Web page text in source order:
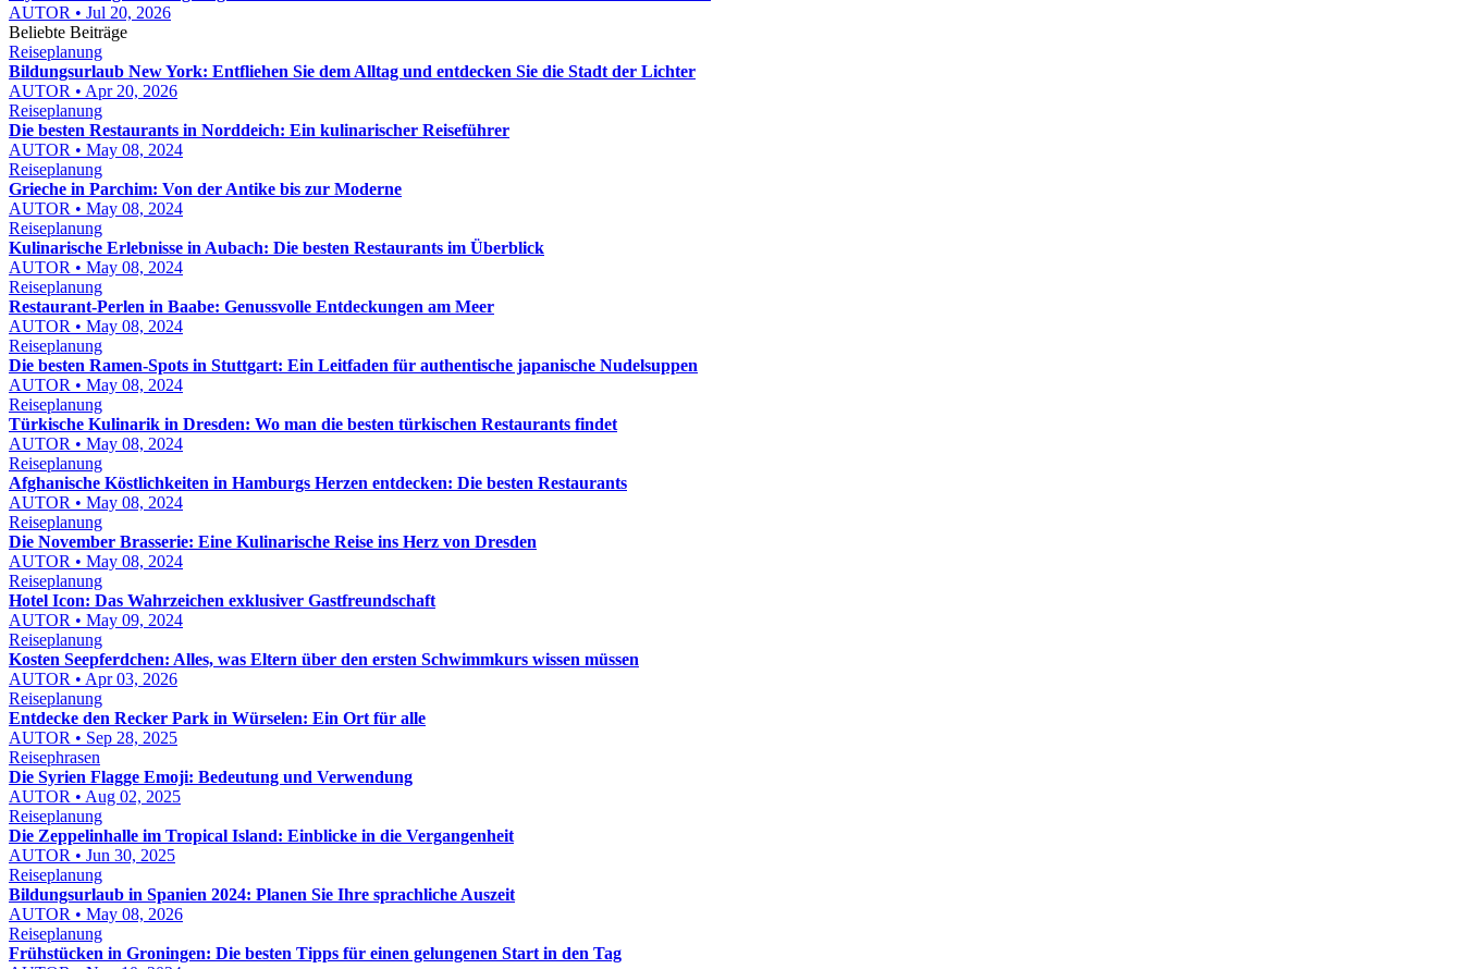
AUTOR • Jul 20, 2026
Beliebte Beiträge
Reiseplanung
Bildungsurlaub New York: Entfliehen Sie dem Alltag und entdecken Sie die Stadt der Lichter
AUTOR • Apr 20, 2026
Reiseplanung
Die besten Restaurants in Norddeich: Ein kulinarischer Reiseführer
AUTOR • May 08, 2024
Reiseplanung
Grieche in Parchim: Von der Antike bis zur Moderne
AUTOR • May 08, 2024
Reiseplanung
Kulinarische Erlebnisse in Aubach: Die besten Restaurants im Überblick
AUTOR • May 08, 2024
Reiseplanung
Restaurant-Perlen in Baabe: Genussvolle Entdeckungen am Meer
AUTOR • May 08, 2024
Reiseplanung
Die besten Ramen-Spots in Stuttgart: Ein Leitfaden für authentische japanische Nudelsuppen
AUTOR • May 08, 2024
Reiseplanung
Türkische Kulinarik in Dresden: Wo man die besten türkischen Restaurants findet
AUTOR • May 08, 2024
Reiseplanung
Afghanische Köstlichkeiten in Hamburgs Herzen entdecken: Die besten Restaurants
AUTOR • May 08, 2024
Reiseplanung
Die November Brasserie: Eine Kulinarische Reise ins Herz von Dresden
AUTOR • May 08, 2024
Reiseplanung
Hotel Icon: Das Wahrzeichen exklusiver Gastfreundschaft
AUTOR • May 09, 2024
Reiseplanung
Kosten Seepferdchen: Alles, was Eltern über den ersten Schwimmkurs wissen müssen
AUTOR • Apr 03, 2026
Reiseplanung
Entdecke den Recker Park in Würselen: Ein Ort für alle
AUTOR • Sep 28, 2025
Reisephrasen
Die Syrien Flagge Emoji: Bedeutung und Verwendung
AUTOR • Aug 02, 2025
Reiseplanung
Die Zeppelinhalle im Tropical Island: Einblicke in die Vergangenheit
AUTOR • Jun 30, 2025
Reiseplanung
Bildungsurlaub in Spanien 2024: Planen Sie Ihre sprachliche Auszeit
AUTOR • May 08, 2026
Reiseplanung
Frühstücken in Groningen: Die besten Tipps für einen gelungenen Start in den Tag